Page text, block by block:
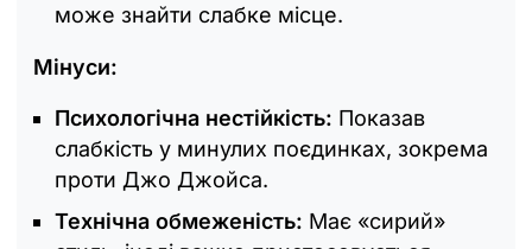
може знайти слабке місце.
Мінуси:
Психологічна нестійкість: Показав
слабкість у минулих поєдинках, зокрема
проти Джо Джойса.
Технічна обмеженість: Має «‎сирий»